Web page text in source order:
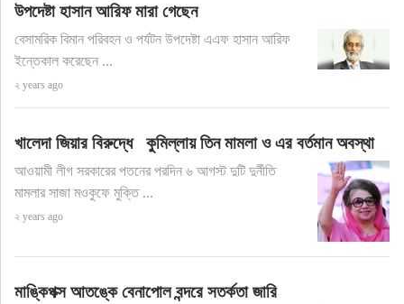
উপদেষ্টা হাসান আরিফ মারা গেছেন
বেসামরিক বিমান পরিবহন ও পর্যটন উপদেষ্টা এএফ হাসান আরিফ
ইন্তেকাল করেছেন ...
২ years ago
খালেদা জিয়ার বিরুদ্ধে কুমিল্লায় তিন মামলা ও এর বর্তমান অবস্থা
আওয়ামী লীগ সরকারের পতনের পরদিন ৬ আগস্ট দুটি দুর্নীতি
মামলার সাজা মওকুফে মুক্তি ...
২ years ago
মাঙ্কিপক্স আতঙ্কে বেনাপোল বন্দরে সতর্কতা জারি